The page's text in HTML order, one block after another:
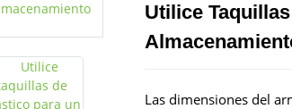
Utilice
Las dimensiones del